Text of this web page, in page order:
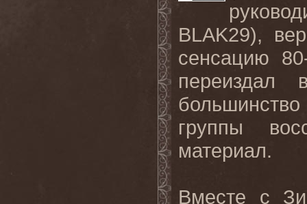
BLAK29),
сенсацию
группы
материал.
Вместе с